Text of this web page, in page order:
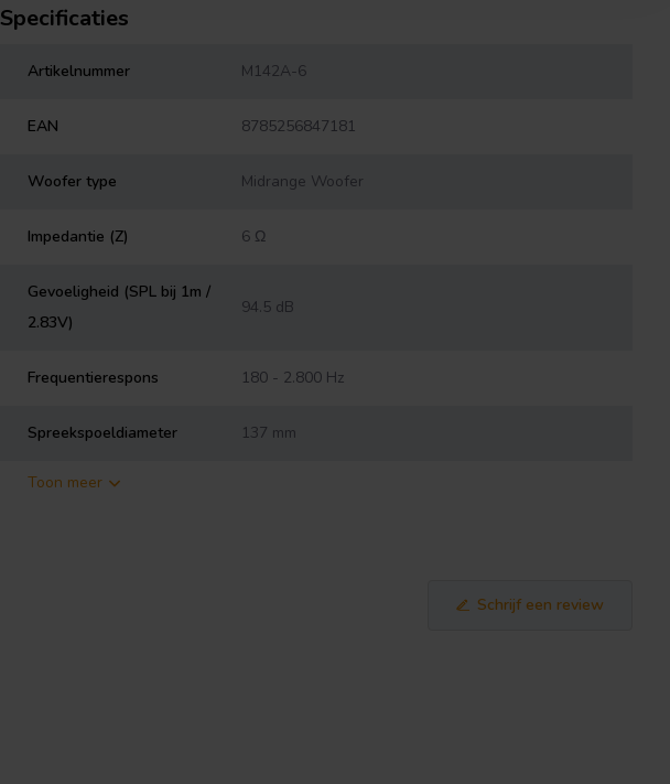
Specificaties
Artikelnummer M142A-6
EAN 8785256847181
Woofer type Midrange Woofer
Impedantie (Z) 6 Ω
Gevoeligheid (SPL bij 1m /
2.83V)
94.5 dB
Frequentierespons 180 - 2.800 Hz
Spreekspoeldiameter 137 mm
Toon meer
Schrijf een review